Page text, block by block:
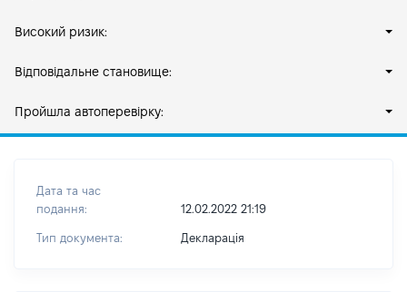
Високий ризик:
Відповідальне становище:
Пройшла автоперевірку:
Дата та час
подання:
12.02.2022 21:19
Тип документа: Декларація